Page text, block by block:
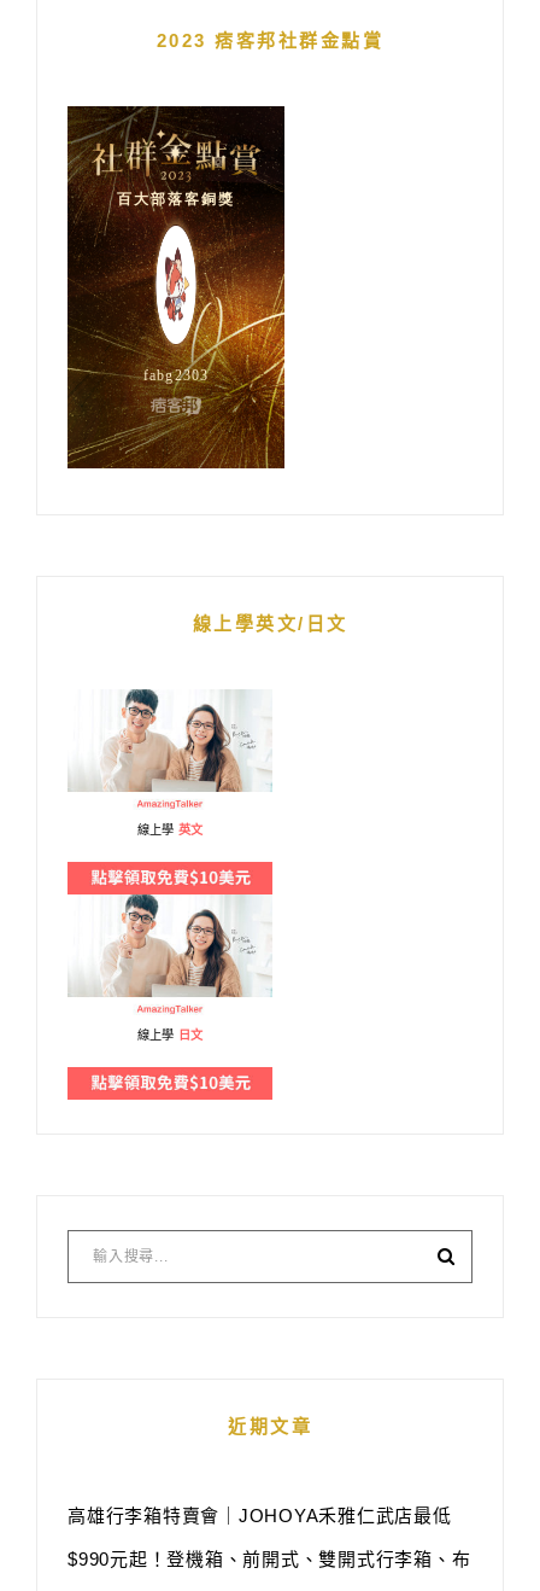
2023 痞客邦社群金點賞
線上學英文/日文
線上學 英文
線上學 日文
近期文章
高雄行李箱特賣會｜JOHOYA禾雅仁武店最低
$990元起！登機箱、前開式、雙開式行李箱、布